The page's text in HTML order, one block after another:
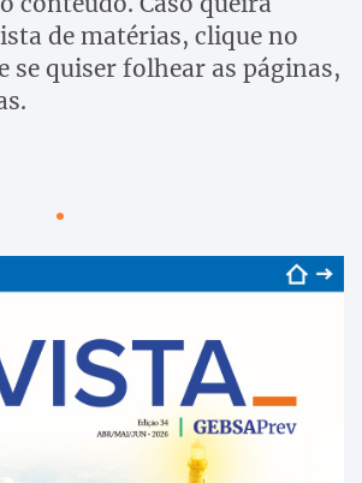
de matérias, clique no
se quiser folhear as páginas,